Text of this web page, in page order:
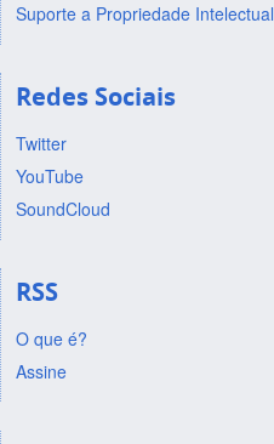
Suporte a Propriedade Intelectual
Redes Sociais
Twitter
YouTube
SoundCloud
RSS
O que é?
Assine